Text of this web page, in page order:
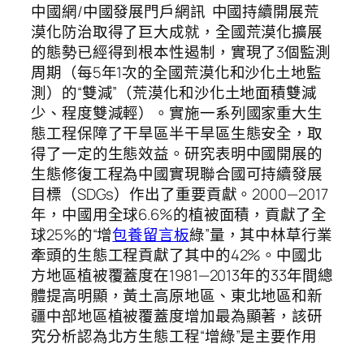
中國網/中國發展門戶網訊 中國持續開展荒
漠化防治取得了巨大成就，全國荒漠化擴展
的態勢已經得到根本性遏制，實現了3個監測
周期（每5年1次的全國荒漠化和沙化土地監
測）的“雙減”（荒漠化和沙化土地面積雙減
少、程度雙減輕）。實施一系列國家重大生
態工程保障了干旱區半干旱區生態安全，取
得了一定的生態效益。研究表明中國開展的
生態修復工程為中國實現聯合國可持續發展
目標（SDGs）作出了重要貢獻。2000—2017
年，中國用全球6.6%的植被面積，貢獻了全
球25%的“增包養留言板綠”量，其中林草行業
牽頭的生態工程貢獻了其中的42%。中國北
方地區植被覆蓋度在1981—2013年的33年間總
體提高明顯，黃土高原地區、東北地區和新
疆中部地區植被覆蓋度增加最為顯著，該研
究分析認為北方生態工程“增綠”是主要作用